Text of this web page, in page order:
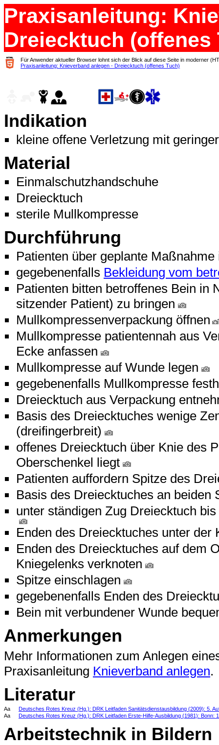
Praxisanleitung:
Dreiecktuch (offenes
Für Anwender aktueller Browser lohnt sich der Blick auf diese Seite in moderner
Praxisanleitung: Knieverband anlegen - Dreiecktuch (offenes Tuch)
Indikation
kleine offene Verletzung mit
Material
Einmalschutzhandschuhe
Dreiecktuch
sterile Mullkompresse
Durchführung
Patienten über geplante
gegebenenfalls Bekleidung vom
Patienten bitten betroffenes Bein in
sitzender Patient) zu bringen
Mullkompressenverpackung öffnen
Mullkompresse patientennah aus
Ecke anfassen
Mullkompresse auf Wunde legen
gegebenenfalls Mullkompresse
Dreiecktuch aus Verpackung
Basis des Dreiecktuches wenige
(dreifingerbreit)
offenes Dreiecktuch über Knie des
Oberschenkel liegt
Patienten auffordern Spitze des
Basis des Dreiecktuches an beiden
unter ständigen Zug Dreiecktuch
Enden des Dreiecktuches unter der
Enden des Dreiecktuches auf dem
Kniegelenks verknoten
Spitze einschlagen
gegebenenfalls Enden des
Bein mit verbundener Wunde
Anmerkungen
Mehr Informationen zum Anlegen
Praxisanleitung Knieverband anlegen.
Literatur
Aa
Deutsches Rotes Kreuz (Hg.): DRK Leitfaden Sanitätsdienstausbildung (2009): 5.
Aa
Deutsches Rotes Kreuz (Hg.): DRK Leitfaden Erste-Hilfe-Ausbildung (1981): Bonn:
Arbeitstechnik in Bildern